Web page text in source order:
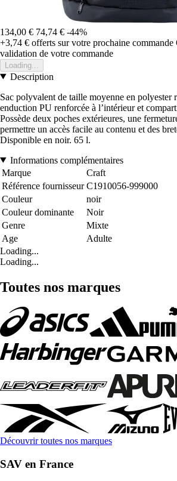
134,00 € 74,74 € -44%
+3,74 € offerts sur votre prochaine commande
validation de votre commande
Loading...
Description
Sac polyvalent de taille moyenne en polyester
enduction PU renforcée à l’intérieur et
Possède deux poches extérieures, une
permettre un accès facile au contenu et des
Disponible en noir. 65 l.
Informations complémentaires
Marque
Craft
Référence fournisseur C1910056-999000
Couleur
noir
Couleur dominante
Noir
Genre
Mixte
Age
Adulte
Loading...
Loading...
Toutes nos marques
Découvrir toutes nos marques
SAV en France